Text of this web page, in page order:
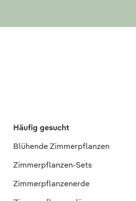
Häufig gesucht
Blühende Zimmerpflanzen
Zimmerpflanzen-Sets
Zimmerpflanzenerde